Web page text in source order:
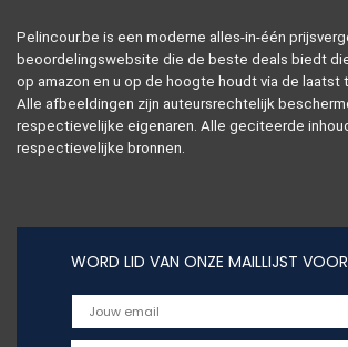
Pelincour.be is een moderne alles-in-één
beoordelingswebsite die de beste deals biedt
op amazon en u op de hoogte houdt via de
Alle afbeeldingen zijn auteursrechtelijk
respectievelijke eigenaren. Alle geciteerde
respectievelijke bronnen.
WORD LID VAN ONZE MAILLIJST VOOR